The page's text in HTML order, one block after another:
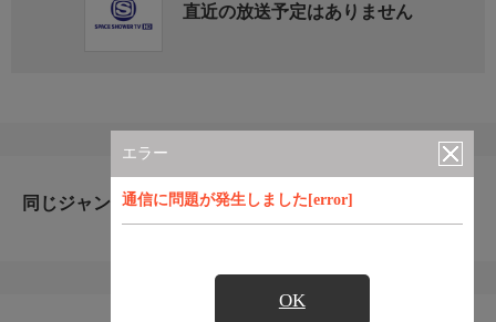
エラー
通信に問題が発生しました[error]
OK
直近の放送予定はありません
同じジャンルのおすすめ番組